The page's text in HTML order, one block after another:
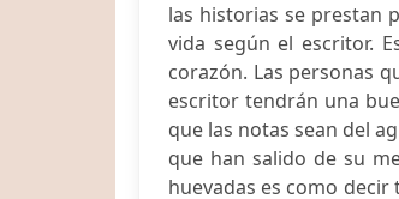
las historias se prestan
vida según el escritor.
corazón. Las personas
escritor tendrán una
que las notas sean del
que han salido de su
huevadas es como